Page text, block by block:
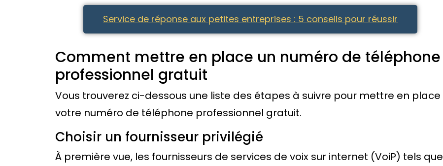
Service de réponse aux petites entreprises : 5 conseils pour réussir
Comment mettre en place un numéro de téléphone
professionnel gratuit
Vous trouverez ci-dessous une liste des étapes à suivre pour mettre en place
votre numéro de téléphone professionnel gratuit.
Choisir un fournisseur privilégié
À première vue, les fournisseurs de services de voix sur internet (VoiP) tels que